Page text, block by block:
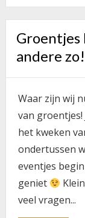
Groentjes
andere zo!
Waar zijn wij
van groentjes!
het kweken
ondertussen
eventjes
geniet
veel vragen...